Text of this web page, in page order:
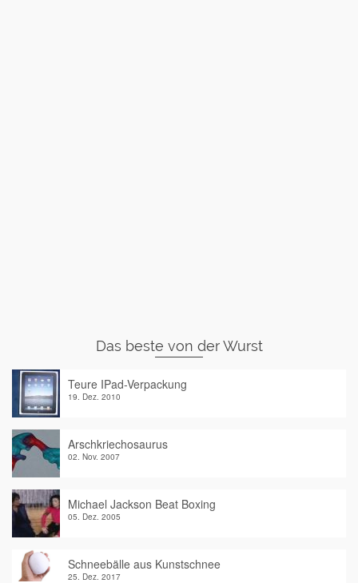
Das beste von der Wurst
Teure IPad-Verpackung
19. Dez. 2010
Arschkriechosaurus
02. Nov. 2007
Michael Jackson Beat Boxing
05. Dez. 2005
Schneebälle aus Kunstschnee
25. Dez. 2017